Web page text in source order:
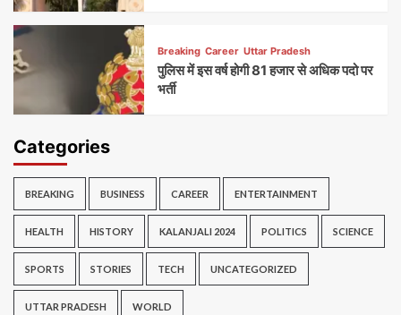
Breaking Career Uttar Pradesh
पुलिस में इस वर्ष होगी 81 हजार से अधिक पदो पर
भर्ती
Categories
BREAKING BUSINESS CAREER ENTERTAINMENT
HEALTH HISTORY KALANJALI 2024 POLITICS SCIENCE
SPORTS STORIES TECH UNCATEGORIZED
UTTAR PRADESH WORLD